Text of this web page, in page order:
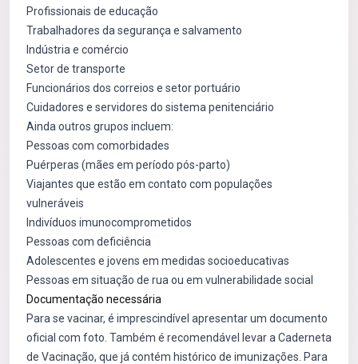
Profissionais de educação
Trabalhadores da segurança e salvamento
Indústria e comércio
Setor de transporte
Funcionários dos correios e setor portuário
Cuidadores e servidores do sistema penitenciário
Ainda outros grupos incluem:
Pessoas com comorbidades
Puérperas (mães em período pós-parto)
Viajantes que estão em contato com populações
vulneráveis
Indivíduos imunocomprometidos
Pessoas com deficiência
Adolescentes e jovens em medidas socioeducativas
Pessoas em situação de rua ou em vulnerabilidade social
Documentação necessária
Para se vacinar, é imprescindível apresentar um documento
oficial com foto. Também é recomendável levar a Caderneta
de Vacinação, que já contém histórico de imunizações. Para